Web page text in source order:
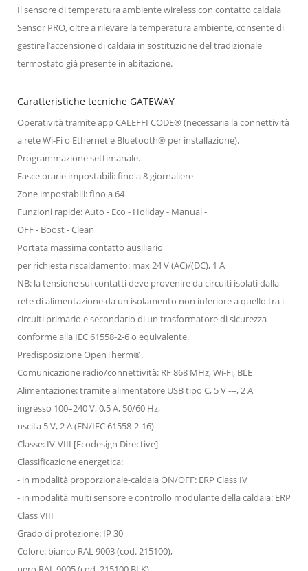
Il sensore di temperatura ambiente wireless con contatto caldaia
Sensor PRO, oltre a rilevare la temperatura ambiente, consente di
gestire l’accensione di caldaia in sostituzione del tradizionale
termostato già presente in abitazione.
Caratteristiche tecniche GATEWAY
Operatività tramite app CALEFFI CODE® (necessaria la connettività
a rete Wi-Fi o Ethernet e Bluetooth® per installazione).
Programmazione settimanale.
Fasce orarie impostabili: fino a 8 giornaliere
Zone impostabili: fino a 64
Funzioni rapide: Auto - Eco - Holiday - Manual -
OFF - Boost - Clean
Portata massima contatto ausiliario
per richiesta riscaldamento: max 24 V (AC)/(DC), 1 A
NB: la tensione sui contatti deve provenire da circuiti isolati dalla
rete di alimentazione da un isolamento non inferiore a quello tra i
circuiti primario e secondario di un trasformatore di sicurezza
conforme alla IEC 61558-2-6 o equivalente.
Predisposizione OpenTherm®.
Comunicazione radio/connettività: RF 868 MHz, Wi-Fi, BLE
Alimentazione: tramite alimentatore USB tipo C, 5 V ---, 2 A
ingresso 100–240 V, 0,5 A, 50/60 Hz,
uscita 5 V, 2 A (EN/IEC 61558-2-16)
Classe: IV-VIII [Ecodesign Directive]
Classificazione energetica:
- in modalità proporzionale-caldaia ON/OFF: ERP Class IV
- in modalità multi sensore e controllo modulante della caldaia: ERP
Class VIII
Grado di protezione: IP 30
Colore: bianco RAL 9003 (cod. 215100),